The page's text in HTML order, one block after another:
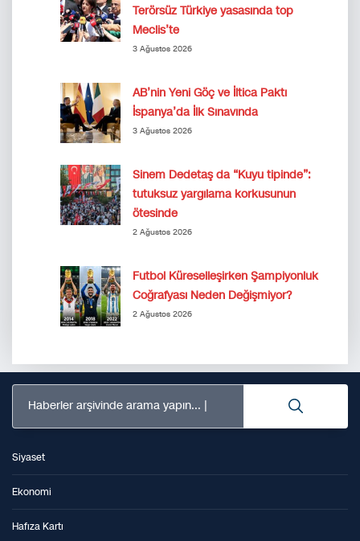
Terörsüz Türkiye yasasında top
Meclis’te
3 Ağustos 2026
AB’nin Yeni Göç ve İltica Paktı
İspanya’da İlk Sınavında
3 Ağustos 2026
Sinem Dedetaş da “Kuyu tipinde”:
tutuksuz yargılama korkusunun
ötesinde
2 Ağustos 2026
Futbol Küreselleşirken Şampiyonluk
Coğrafyası Neden Değişmiyor?
2 Ağustos 2026
Haberler arşivinde arama yapın...
Siyaset
Ekonomi
Hafıza Kartı